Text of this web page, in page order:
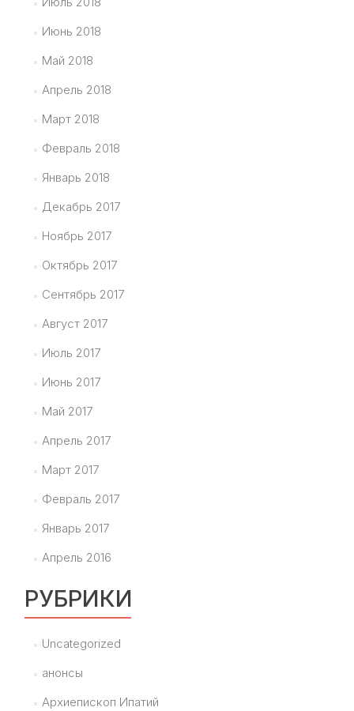
Июнь 2018
Май 2018
Апрель 2018
Март 2018
Февраль 2018
Январь 2018
Декабрь 2017
Ноябрь 2017
Октябрь 2017
Сентябрь 2017
Август 2017
Июль 2017
Июнь 2017
Май 2017
Апрель 2017
Март 2017
Февраль 2017
Январь 2017
Апрель 2016
РУБРИКИ
Uncategorized
анонсы
Архиепископ Ипатий